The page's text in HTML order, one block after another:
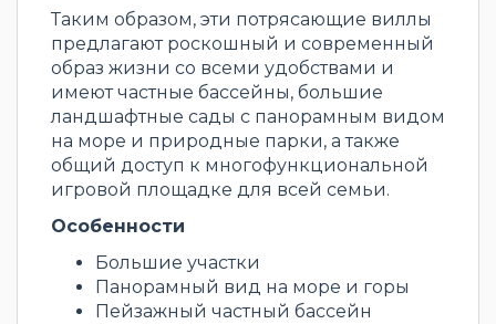
Таким образом, эти потрясающие виллы
предлагают роскошный и современный
образ жизни со всеми удобствами и
имеют частные бассейны, большие
ландшафтные сады с панорамным видом
на море и природные парки, а также
общий доступ к многофункциональной
игровой площадке для всей семьи.
Особенности
Большие участки
Панорамный вид на море и горы
Пейзажный частный бассейн